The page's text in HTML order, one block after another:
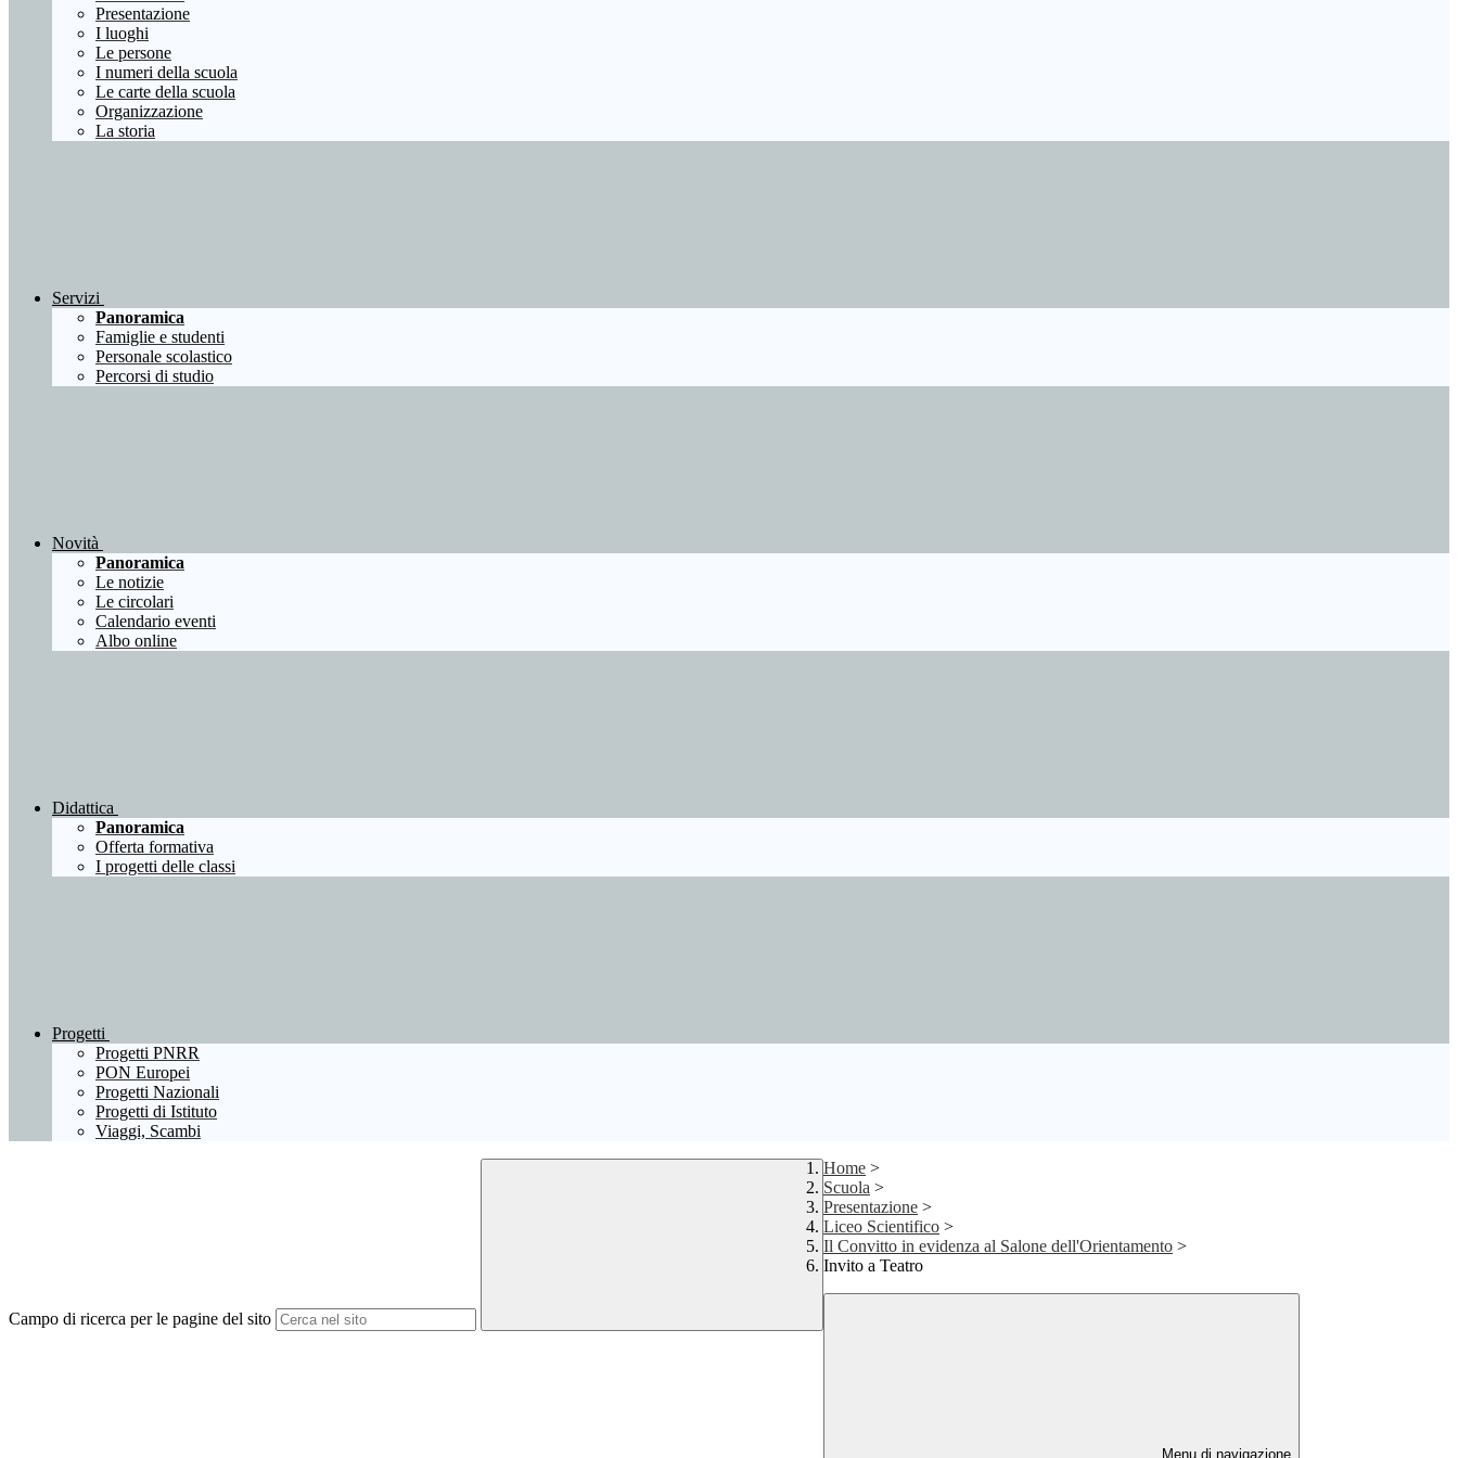
Presentazione
I luoghi
Le persone
I numeri della scuola
Le carte della scuola
Organizzazione
La storia
Servizi
Panoramica
Famiglie e studenti
Personale scolastico
Percorsi di studio
Novità
Panoramica
Le notizie
Le circolari
Calendario eventi
Albo online
Didattica
Panoramica
Offerta formativa
I progetti delle classi
Progetti
Progetti PNRR
PON Europei
Progetti Nazionali
Progetti di Istituto
Viaggi, Scambi
Campo di ricerca per le pagine del sito
Home >
Scuola >
Presentazione >
Liceo Scientifico >
Il Convitto in evidenza al Salone dell'Orientamento >
Invito a Teatro
Menu di navigazione